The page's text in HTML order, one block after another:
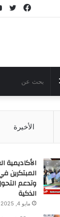
مقال
عشوائي
الأخيرة
الأكاديمية
المبتكرين
وتدعم
الذكية
مايو 4, 2025